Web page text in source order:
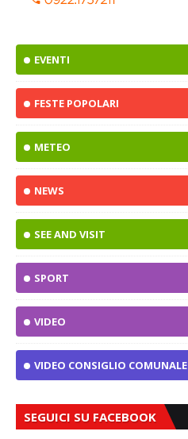
EVENTI
FESTE POPOLARI
METEO
NEWS
SEE AND VISIT
SPORT
VIDEO
VIDEO CONSIGLIO COMUNALE
SEGUICI SU FACEBOOK